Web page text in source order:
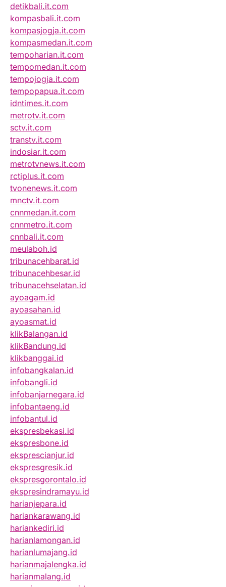
detikbali.it.com
kompasbali.it.com
kompasjogja.it.com
kompasmedan.it.com
tempoharian.it.com
tempomedan.it.com
tempojogja.it.com
tempopapua.it.com
idntimes.it.com
metrotv.it.com
sctv.it.com
transtv.it.com
indosiar.it.com
metrotvnews.it.com
rctiplus.it.com
tvonenews.it.com
mnctv.it.com
cnnmedan.it.com
cnnmetro.it.com
cnnbali.it.com
meulaboh.id
tribunacehbarat.id
tribunacehbesar.id
tribunacehselatan.id
ayoagam.id
ayoasahan.id
ayoasmat.id
klikBalangan.id
klikBandung.id
klikbanggai.id
infobangkalan.id
infobangli.id
infobanjarnegara.id
infobantaeng.id
infobantul.id
ekspresbekasi.id
ekspresbone.id
eksprescianjur.id
ekspresgresik.id
ekspresgorontalo.id
ekspresindramayu.id
harianjepara.id
hariankarawang.id
hariankediri.id
harianlamongan.id
harianlumajang.id
harianmajalengka.id
harianmalang.id